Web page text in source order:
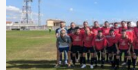
Serena”
organiza
unas
jornadas
arqueológicas
educativas
en
el